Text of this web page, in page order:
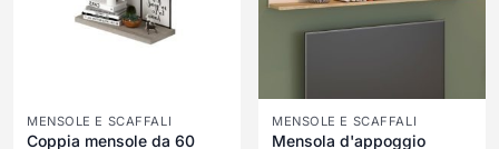
MENSOLE E SCAFFALI
Coppia mensole da 60
MENSOLE E SCAFFALI
Mensola d'appoggio